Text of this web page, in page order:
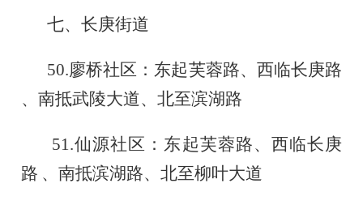
七、长庚街道
50.廖桥社区：东起芙蓉路、西临长庚路
、南抵武陵大道、北至滨湖路
51.仙源社区：东起芙蓉路、西临长庚
路 、南抵滨湖路、北至柳叶大道